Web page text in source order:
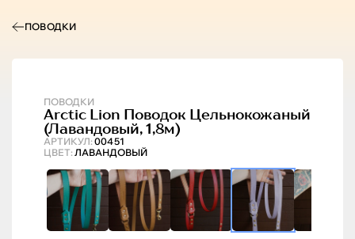
ПОВОДКИ
ПОВОДКИ
АРТИКУЛ: 00451
Arctic Lion Поводок Цельнокожаный
(лавандовый, 1,8м)
ЦВЕТ: ЛАВАНДОВЫЙ